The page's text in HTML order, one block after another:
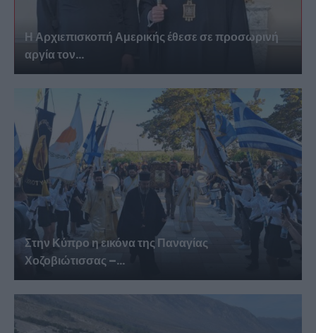
Η Αρχιεπισκοπή Αμερικής έθεσε σε προσωρινή
αργία τον...
Στην Κύπρο η εικόνα της Παναγίας
Χοζοβιώτισσας –...